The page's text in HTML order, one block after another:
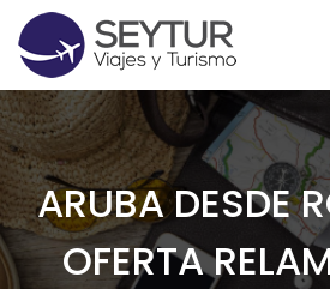
ARUBA DESDE
OFERTA